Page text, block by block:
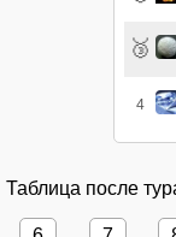
🥉
4
Таблица после